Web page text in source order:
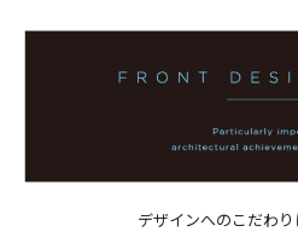
デザインへのこだわ